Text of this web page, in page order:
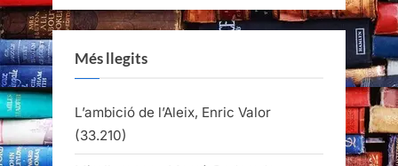
Més llegits
L’ambició de l’Aleix, Enric Valor
(33.210)